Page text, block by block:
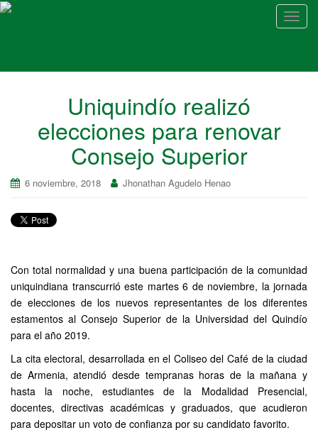
A
n
Uniquindío realizó
elecciones para renovar
Consejo Superior
6 noviembre, 2018 Jhonathan Agudelo Henao
Con total normalidad y una buena participación de la comunidad
uniquindiana transcurrió este martes 6 de noviembre, la jornada
de elecciones de los nuevos representantes de los diferentes
estamentos al Consejo Superior de la Universidad del Quindío
para el año 2019.
La cita electoral, desarrollada en el Coliseo del Café de la ciudad
de Armenia, atendió desde tempranas horas de la mañana y
hasta la noche, estudiantes de la Modalidad Presencial,
docentes, directivas académicas y graduados, que acudieron
para depositar un voto de confianza por su candidato favorito.